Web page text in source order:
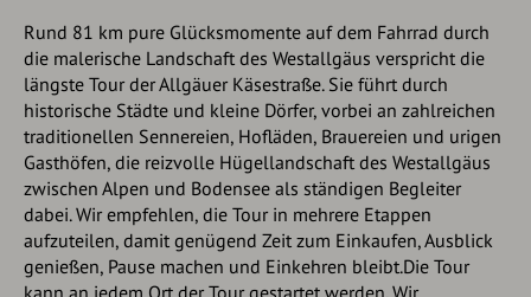
Rund 81 km pure Glücksmomente auf dem Fahrrad durch
die malerische Landschaft des Westallgäus verspricht die
längste Tour der Allgäuer Käsestraße. Sie führt durch
historische Städte und kleine Dörfer, vorbei an zahlreichen
traditionellen Sennereien, Hofläden, Brauereien und urigen
Gasthöfen, die reizvolle Hügellandschaft des Westallgäus
zwischen Alpen und Bodensee als ständigen Begleiter
dabei. Wir empfehlen, die Tour in mehrere Etappen
aufzuteilen, damit genügend Zeit zum Einkaufen, Ausblick
genießen, Pause machen und Einkehren bleibt.Die Tour
kann an jedem Ort der Tour gestartet werden. Wir